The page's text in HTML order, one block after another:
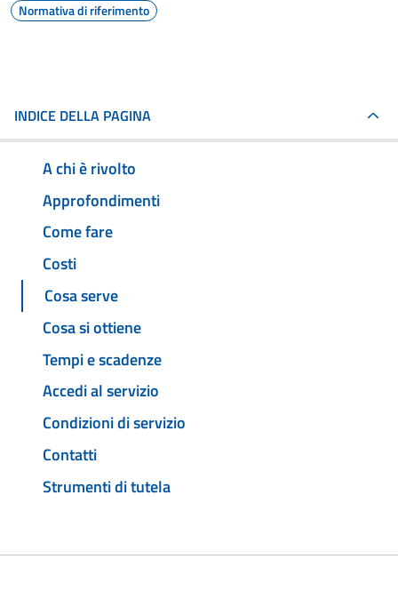
Normativa di riferimento
INDICE DELLA PAGINA
A chi è rivolto
Approfondimenti
Come fare
Costi
Cosa serve
Cosa si ottiene
Tempi e scadenze
Accedi al servizio
Condizioni di servizio
Contatti
Strumenti di tutela